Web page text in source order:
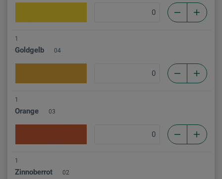
1
Goldgelb 04
1
Orange 03
1
Zinnoberrot 02